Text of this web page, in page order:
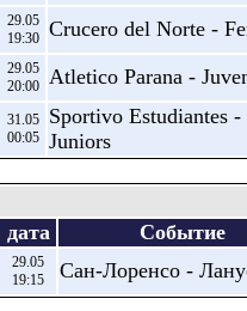
29.05
19:30
Crucero del Norte -
29.05
20:00
Atletico Parana -
31.05
00:05
Sportivo Estudiantes -
Juniors
дата Событие
29.05
19:15
Сан-Лоренсо -